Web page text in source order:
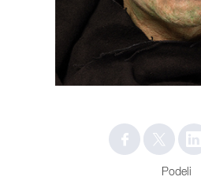
Podeli